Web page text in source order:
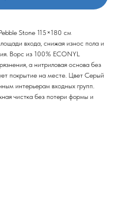
Stone 115×180 см
входа, снижая износ пола и
Ворс из 100% ECONYL
а нитриловая основа без
покрытие на месте. Цвет Серый
интерьерам входных групп.
чистка без потери формы и